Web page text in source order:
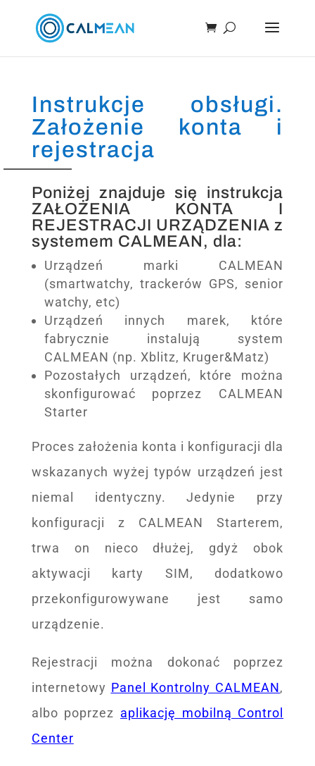
Instrukcje obsługi.
Założenie konta i
rejestracja
Poniżej znajduje się instrukcja
ZAŁOŻENIA KONTA I
REJESTRACJI URZĄDZENIA z
systemem CALMEAN, dla:
Urządzeń marki CALMEAN
(smartwatchy, trackerów GPS, senior
watchy, etc)
Urządzeń innych marek, które
fabrycznie instalują system
CALMEAN (np. Xblitz, Kruger&Matz)
Pozostałych urządzeń, które można
skonfigurować poprzez CALMEAN
Starter
Proces założenia konta i konfiguracji dla
wskazanych wyżej typów urządzeń jest
niemal identyczny. Jedynie przy
konfiguracji z CALMEAN Starterem,
trwa on nieco dłużej, gdyż obok
aktywacji karty SIM, dodatkowo
przekonfigurowywane jest samo
urządzenie.
Rejestracji można dokonać poprzez
internetowy Panel Kontrolny CALMEAN,
albo poprzez aplikację mobilną Control
Center